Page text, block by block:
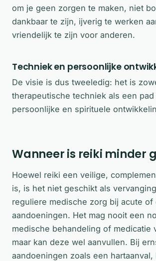
om je geen zorgen te maken, niet
dankbaar te zijn, ijverig te werken
vriendelijk te zijn voor anderen.
Techniek en persoonlijke
De visie is dus tweeledig: het is
therapeutische techniek als een pad
persoonlijke en spirituele
Wanneer is reiki minder
Hoewel reiki een veilige,
is, is het niet geschikt als
reguliere medische zorg bij acute of
aandoeningen. Het mag nooit een
medische behandeling of medicatie
maar kan deze wel aanvullen. Bij
aandoeningen zoals een